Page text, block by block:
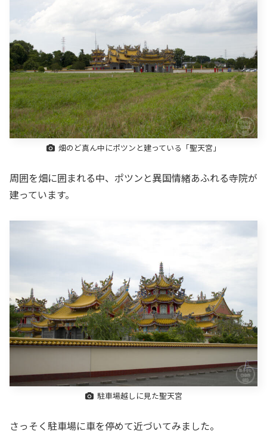
畑のど真ん中にポツンと建っている「聖天宮」
周囲を畑に囲まれる中、ポツンと異国情緒あふれる寺院が
建っています。
駐車場越しに見た聖天宮
さっそく駐車場に車を停めて近づいてみました。